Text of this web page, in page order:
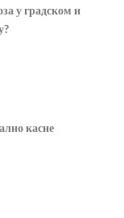
у градском и
касне